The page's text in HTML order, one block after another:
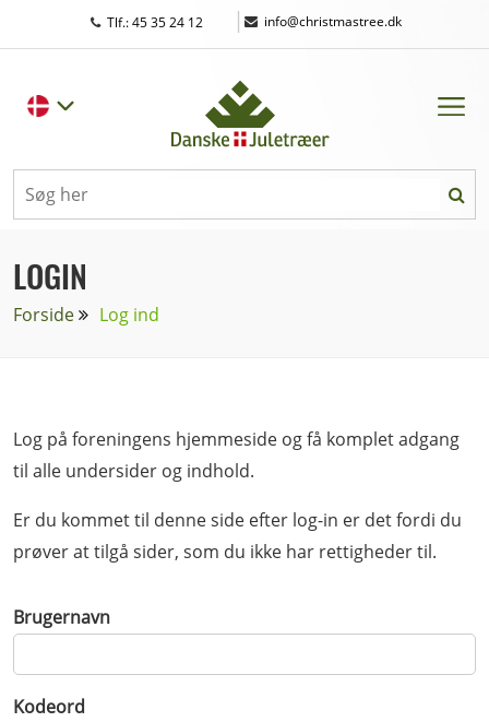
Tlf.: 45 35 24 12 | info@christmastree.dk
LOGIN
Forside Log ind
Log på foreningens hjemmeside og få komplet adgang
til alle undersider og indhold.
Er du kommet til denne side efter log-in er det fordi du
prøver at tilgå sider, som du ikke har rettigheder til.
Brugernavn
Kodeord